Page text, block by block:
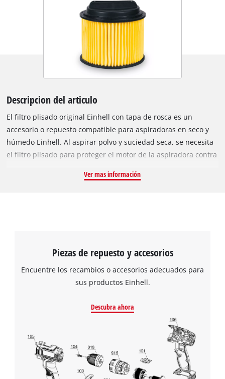
Descripcion del articulo
El filtro plisado original Einhell con tapa de rosca es un
accesorio o repuesto compatible para aspiradoras en seco y
húmedo Einhell. Al aspirar polvo y suciedad seca, se necesita
el filtro plisado para proteger el motor de la aspiradora contra
filtra el aire de escape. Solo tienes que deslizar el filtro sobre
Ver mas información
Piezas de repuesto y accesorios
Encuentre los recambios o accesorios adecuados para
sus productos Einhell.
Descubra ahora